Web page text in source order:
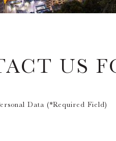
US
Data (*Required Field)